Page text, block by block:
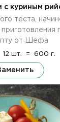
с куриным
теста,
от Шефа
12 шт. = 600 г.